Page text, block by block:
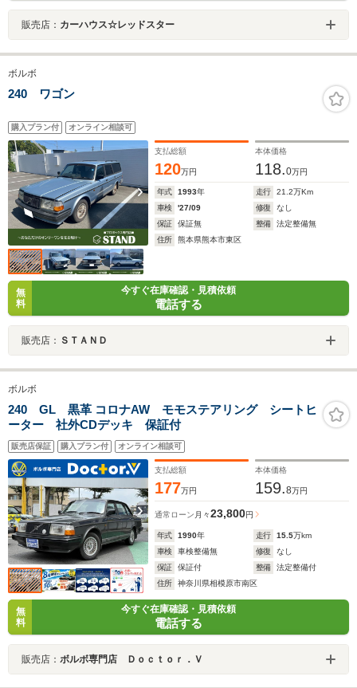
販売店： カーハウス☆レッドスター
ボルボ
240 ワゴン
購入プラン付 オンライン相談可
支払総額
120万円
本体価格
118.0万円
年式 1993年 走行 21.2万Km
車検
'27/09 修復
なし
保証
保証無 整備
法定整備無
住所
熊本県熊本市東区
無
料
今すぐ在庫確認・見積依頼
電話する
販売店： ＳＴＡＮＤ
ボルボ
240 GL 黒革 コロナAW モモステアリング シートヒ
ーター 社外CDデッキ 保証付
販売店保証 購入プラン付 オンライン相談可
支払総額
177万円
本体価格
159.8万円
通常ローン 月々23,800円
年式 1990年 走行 15.5万km
車検
車検整備無 修復
なし
保証
保証付 整備
法定整備付
住所
神奈川県相模原市南区
無
料
今すぐ在庫確認・見積依頼
電話する
販売店： ボルボ専門店 Ｄｏｃｔｏｒ．Ｖ